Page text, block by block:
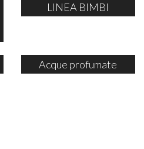
LINEA BIMBI
Acque profumate